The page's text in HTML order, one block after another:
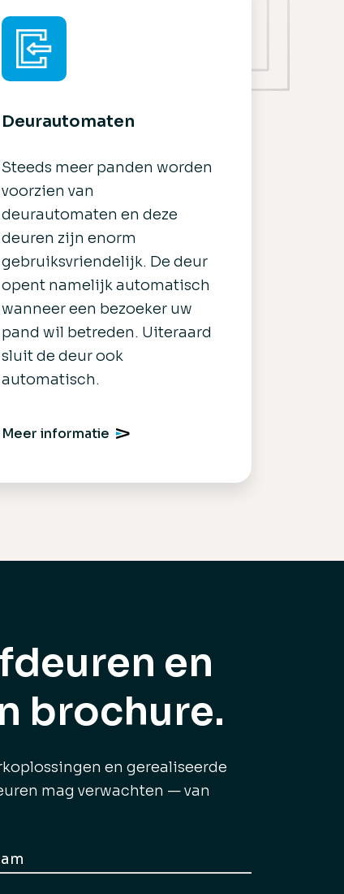
Deurautomaten
Steeds meer panden worden
voorzien van
deurautomaten en deze
deuren zijn enorm
gebruiksvriendelijk. De deur
opent namelijk automatisch
wanneer een bezoeker uw
pand wil betreden. Uiteraard
sluit de deur ook
automatisch.
Meer informatie
en
brochure.
en gerealiseerde
mag verwachten — van